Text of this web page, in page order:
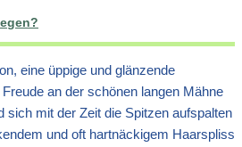
eine üppige und glänzende
an der schönen langen Mähne
sich mit der Zeit die Spitzen aufspalten
und oft hartnäckigem Haarspliss